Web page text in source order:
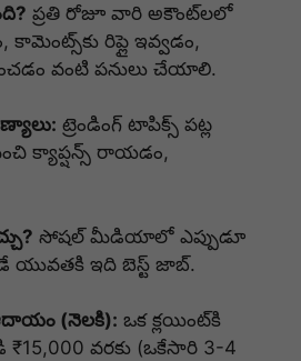
ప్రతి రోజూ వారి అకౌంట్‌లలో
కామెంట్స్‌కు రిప్లై ఇవ్వడం,
వంటి పనులు చేయాలి.
ట్రెండింగ్ టాపిక్స్ పట్ల
క్యాప్షన్స్ రాయడం,
సోషల్ మీడియాలో ఎప్పుడూ
యువతకి ఇది బెస్ట్ జాబ్.
(నెలకి): ఒక క్లయింట్‌కి
₹15,000 వరకు (ఒకేసారి 3-4